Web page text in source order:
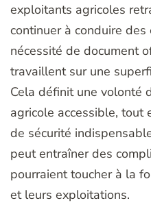
exploitants agricoles
continuer à conduire
nécessité de document
travaillent sur une
Cela définit une volonté
agricole accessible, tout
de sécurité
peut entraîner des
pourraient toucher à la
et leurs exploitations.